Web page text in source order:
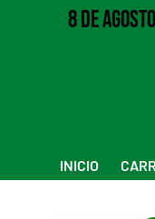
8 de
INICIO